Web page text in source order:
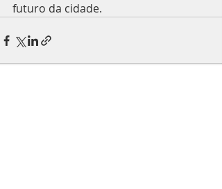
futuro da cidade.